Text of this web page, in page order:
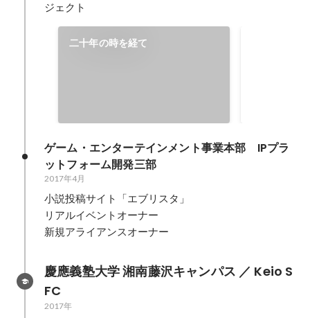
ジェクト
二十年の時を経て
ったり、普
とばの異空
ゲーム・エンターテインメント事業本部　IPプラ
ットフォーム開発三部
2017年4月
小説投稿サイト「エブリスタ」
リアルイベントオーナー
新規アライアンスオーナー
慶應義塾大学 湘南藤沢キャンパス ／ Keio S
FC
2017年